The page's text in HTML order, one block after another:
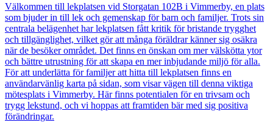
Välkommen till lekplatsen vid Storgatan 102B i Vimmerby, en plats
som bjuder in till lek och gemenskap för barn och familjer. Trots sin
centrala belägenhet har lekplatsen fått kritik för bristande trygghet
och tillgänglighet, vilket gör att många föräldrar känner sig osäkra
när de besöker området. Det finns en önskan om mer välskötta ytor
och bättre utrustning för att skapa en mer inbjudande miljö för alla.
För att underlätta för familjer att hitta till lekplatsen finns en
användarvänlig karta på sidan, som visar vägen till denna viktiga
mötesplats i Vimmerby. Här finns potentialen för en trivsam och
trygg lekstund, och vi hoppas att framtiden bär med sig positiva
förändringar.